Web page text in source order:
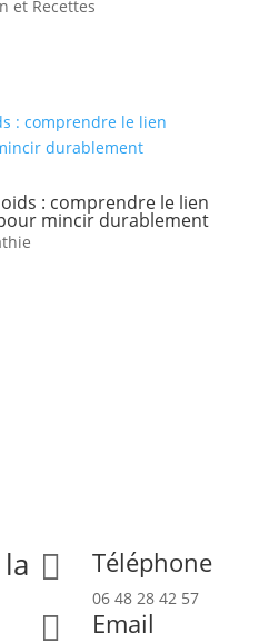
et Recettes
: comprendre le lien
mincir durablement
 Téléphone
06 48 28 42 57
 Email